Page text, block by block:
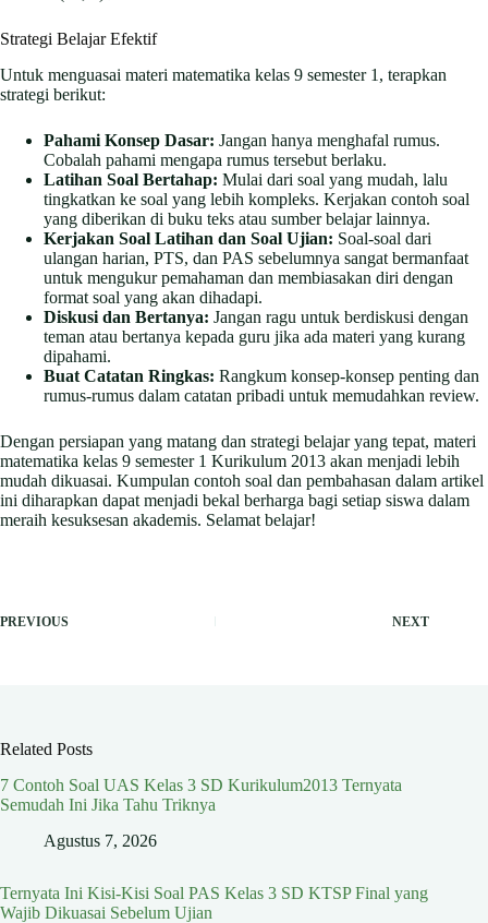
Strategi Belajar Efektif
Untuk menguasai materi matematika kelas 9 semester 1, terapkan
strategi berikut:
Pahami Konsep Dasar: Jangan hanya menghafal rumus.
Cobalah pahami mengapa rumus tersebut berlaku.
Latihan Soal Bertahap: Mulai dari soal yang mudah, lalu
tingkatkan ke soal yang lebih kompleks. Kerjakan contoh soal
yang diberikan di buku teks atau sumber belajar lainnya.
Kerjakan Soal Latihan dan Soal Ujian: Soal-soal dari
ulangan harian, PTS, dan PAS sebelumnya sangat bermanfaat
untuk mengukur pemahaman dan membiasakan diri dengan
format soal yang akan dihadapi.
Diskusi dan Bertanya: Jangan ragu untuk berdiskusi dengan
teman atau bertanya kepada guru jika ada materi yang kurang
dipahami.
Buat Catatan Ringkas: Rangkum konsep-konsep penting dan
rumus-rumus dalam catatan pribadi untuk memudahkan review.
Dengan persiapan yang matang dan strategi belajar yang tepat, materi
matematika kelas 9 semester 1 Kurikulum 2013 akan menjadi lebih
mudah dikuasai. Kumpulan contoh soal dan pembahasan dalam artikel
ini diharapkan dapat menjadi bekal berharga bagi setiap siswa dalam
meraih kesuksesan akademis. Selamat belajar!
PREVIOUS NEXT
Related Posts
7 Contoh Soal UAS Kelas 3 SD Kurikulum2013 Ternyata
Semudah Ini Jika Tahu Triknya
Agustus 7, 2026
Ternyata Ini Kisi-Kisi Soal PAS Kelas 3 SD KTSP Final yang
Wajib Dikuasai Sebelum Ujian